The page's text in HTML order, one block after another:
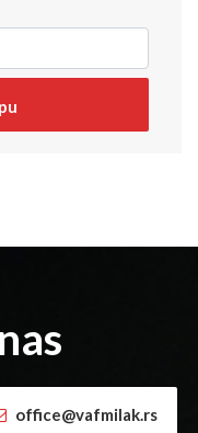
office@vafmilak.rs